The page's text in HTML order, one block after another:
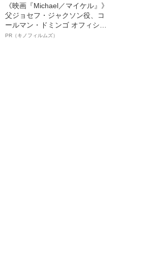
《映画『Michael／マイケル』》
父ジョセフ・ジャクソン役、コ
ールマン・ドミンゴ オフィシャ
ルインタビュー“観客を魅了した
PR（キノフィルムズ）